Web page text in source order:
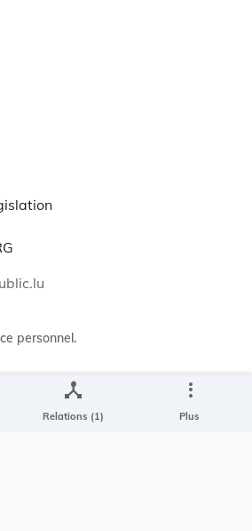
device_hub
Relations (1)
more_vert
Plus
personnel.
en cas de modification sur un document